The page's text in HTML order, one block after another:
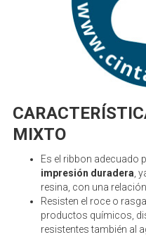
MIXTO
Es el ribbon adecuado
impresión duradera ,
resina, con una
Resisten el roce o
productos químicos,
resistentes también al